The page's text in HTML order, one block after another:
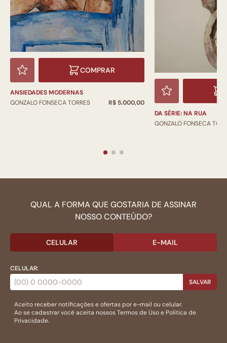
COMPRAR
ANSIEDADES MODERNAS
GONZALO FONSECA TORRES
R$ 5.000,00
DA SÉRIE: NA RUA
GONZALO FONSECA
QUAL A FORMA QUE GOSTARIA DE ASSINAR
NOSSO CONTEÚDO?
CELULAR E-MAIL
CELULAR:
SALVAR
Aceito receber notificações e ofertas por e-mail ou celular.
Ao se cadastrar você aceita nossosTermos de Usoe Politica de
Privacidade.